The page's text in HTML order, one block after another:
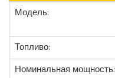
Модель:
Топливо:
Номинальная мощность: